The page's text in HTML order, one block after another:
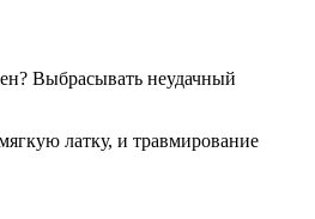
Выбрасывать неудачный
латку, и травмирование